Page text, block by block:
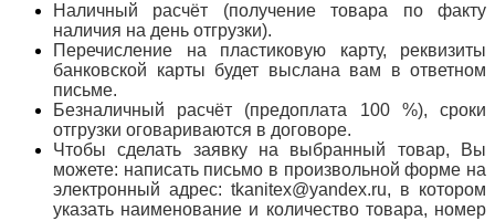
Наличный расчёт (получение товара по факту
наличия на день отгрузки).
Перечисление на пластиковую карту, реквизиты
банковской карты будет выслана вам в ответном
письме.
Безналичный расчёт (предоплата 100 %), сроки
отгрузки оговариваются в договоре.
Чтобы сделать заявку на выбранный товар, Вы
можете: написать письмо в произвольной форме на
электронный адрес: tkanitex@yandex.ru, в котором
указать наименование и количество товара, номер